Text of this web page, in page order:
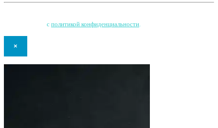
с политикой конфиденциальности
×